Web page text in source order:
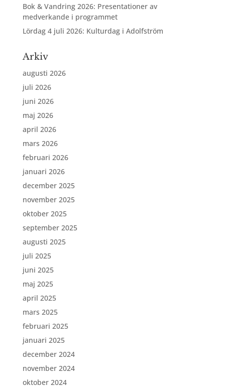
Bok & Vandring 2026: Presentationer av
medverkande i programmet
Lördag 4 juli 2026: Kulturdag i Adolfström
Arkiv
augusti 2026
juli 2026
juni 2026
maj 2026
april 2026
mars 2026
februari 2026
januari 2026
december 2025
november 2025
oktober 2025
september 2025
augusti 2025
juli 2025
juni 2025
maj 2025
april 2025
mars 2025
februari 2025
januari 2025
december 2024
november 2024
oktober 2024